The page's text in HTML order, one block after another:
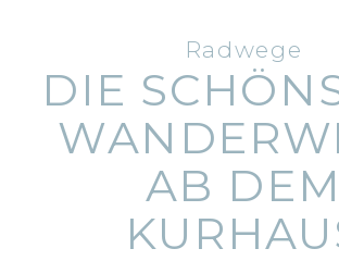
Radwege
DIE
AB DEM